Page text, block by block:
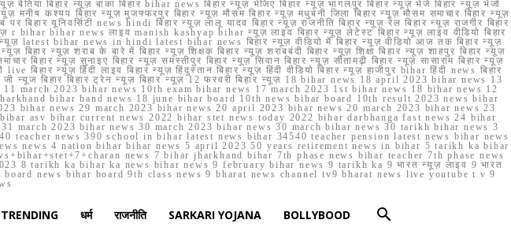
बेतिया बिहार न्यूज़ बांका बिहार bihar news बिहार न्यूज़ भेजिए बिहार न्यूज़ भागलपुर बिहार न्यूज़ भेजें बिहार न्यूज़ भेजो
मनीष कश्यप बिहार न्यूज़ मुजफ्फरपुर बिहार न्यूज़ मौसम बिहार न्यूज़ मधुबनी जिला बिहार न्यूज़ मौसम समाचार बिहार न्यूज़
बिहार यूनिवर्सिटी news hindi बिहार न्यूज़ लालू यादव बिहार न्यूज़ राजनीति बिहार न्यूज़ रेल बिहार न्यूज़ राजगीर बिहार
न्यूज़ r bihar bihar news लाइव manish kashyap bihar न्यूज़ लाइव बिहार न्यूज़ लेटेस्ट बिहार न्यूज़ लाइव वीडियो बिहार
latest bihar news in hindi latest bihar news बिहार न्यूज़ वीडियो में बिहार न्यूज़ वीडियो आज तक बिहार न्यूज़
बिहार न्यूज़ शराब के बारे में बिहार न्यूज़ शिक्षक बिहार न्यूज़ शराबबंदी बिहार न्यूज़ शिक्षा बिहार न्यूज़ शाहपुर बिहार न्यूज़
न्यूज़ सुनाइए बिहार न्यूज़ समस्तीपुर बिहार न्यूज़ सिवान बिहार न्यूज़ सीतामढ़ी बिहार न्यूज़ सासाराम बिहार न्यूज़
न्यूज़ हिंदी लाइव बिहार न्यूज़ हिंदुस्तान बिहार न्यूज़ हिंदी वीडियो बिहार न्यूज़ हाजीपुर bihar हिंदी news बिहार
जी न्यूज बिहार बिहार ट्रेन न्यूज़ बिहार न्यूज़ 12 फरवरी बिहार न्यूज़ 18 bihar news 18 april 2023 bihar news 13
march 2023 bihar news 10th exam bihar news 17 march 2023 1st bihar news 18 bihar news 12
bihar band news 18 june bihar board 10th news bihar board 10th result 2023 news bihar
bihar news 29 march 2023 bihar news 20 april 2023 bihar news 20 march 2023 bihar news 23
asv bihar current news 2022 bihar stet news today 2022 bihar darbhanga fast news 24 bihar
march 2023 bihar news 30 march 2023 bihar news 30 march bihar news 30 tarikh bihar news 3
news 390 school in bihar latest news bihar 34540 teacher pension latest news bihar news
news 4 nation bihar bihar news 5 april 2023 50 years retirement news in bihar 5 tarikh ka bihar
news 7 bihar jharkhand bihar 7th phase news bihar teacher 7th phase news
8 tarikh ka bihar ka news bihar news 9 february bihar news 9 tarikh ka 9 भारत न्यूज़ लाइव 9 भारत
news bihar board 9th class news 9 bharat news channel tv9 bharat news live youtube t v 9
TRENDING धर्म राजनीति SARKARI YOJANA BOLLYBOOD